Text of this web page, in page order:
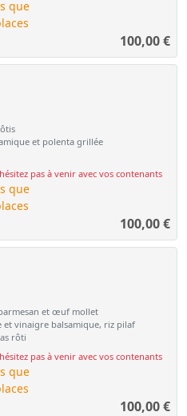
que
100,00€
et polenta grillée
pas à venir avec vos contenants
que
100,00€
et œuf mollet
et vinaigre balsamique, riz pilaf
rôti
pas à venir avec vos contenants
que
100,00€